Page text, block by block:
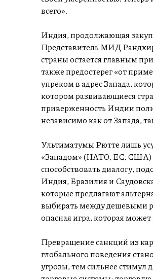
всего».
Индия, продолжающая
Представитель МИД
страны остается главным
также предостерег «от
упреком в адрес Запада,
котором развивающиеся
приверженность Индии
независимо как от Запада,
Ультиматумы Рютте лишь
«Западом» (НАТО, ЕС, США)
способствовать диалогу,
Индия, Бразилия и
которые предлагают
выбирать между дешевыми
опасная игра, которая
Превращение санкций из
глобального поведения
угрозы, тем сильнее стимул